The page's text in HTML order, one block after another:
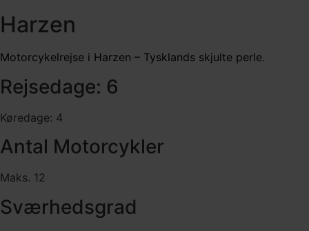
Harzen
Motorcykelrejse i Harzen – Tysklands skjulte perle.
Rejsedage: 6
Køredage: 4
Antal Motorcykler
Maks. 12
Sværhedsgrad